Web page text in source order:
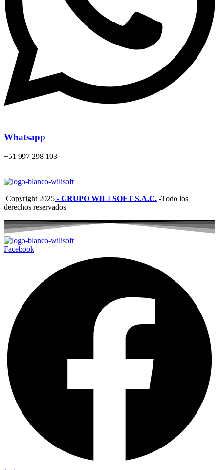
Whatsapp
+51 997 298 103
Copyright 2025 - GRUPO WILI SOFT S.A.C. -Todo los
derechos reservados
Facebook